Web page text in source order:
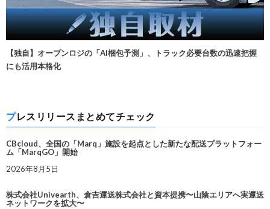
【独自】オープンロジの「AI梱包予測」、トラック必要台数の迅速把握
にも活用本格化
プレスリリースまとめてチェック
CBcloud、全国の「Marq」施設を起点とした新たな配送プラットフォー
ム「MarqGO」開始
2026年8月5日
株式会社Univearth、倉吉運送株式会社と資本提携〜山陰エリアへ実運送
ネットワークを拡大〜